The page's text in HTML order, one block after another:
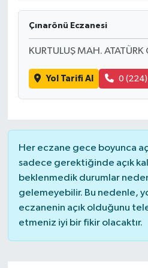
Çınarönü Eczanesi
KURTULUŞ MAH.
Yol Tarifi Al 0
Her eczane gece boyunca
sadece gerektiğinde açık
beklenmedik durumlar
gelemeyebilir. Bu nedenle,
eczanenin açık olduğunu
etmeniz iyi bir fikir olacaktır.